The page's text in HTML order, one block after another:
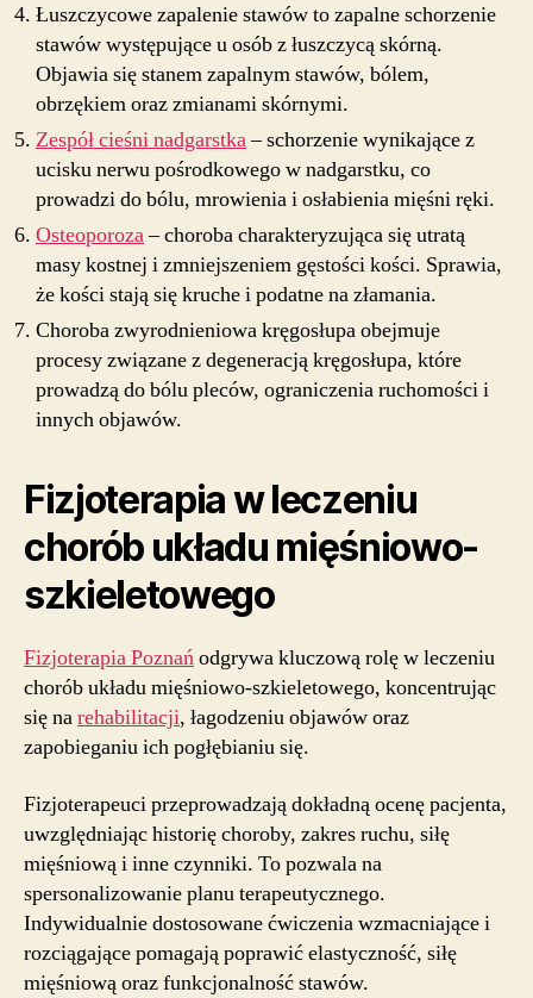
Łuszczycowe zapalenie stawów to zapalne schorzenie
stawów występujące u osób z łuszczycą skórną.
Objawia się stanem zapalnym stawów, bólem,
obrzękiem oraz zmianami skórnymi.
Zespół cieśni nadgarstka– schorzenie wynikające z
ucisku nerwu pośrodkowego w nadgarstku, co
prowadzi do bólu, mrowienia i osłabienia mięśni ręki.
Osteoporoza– choroba charakteryzująca się utratą
masy kostnej i zmniejszeniem gęstości kości. Sprawia,
że kości stają się kruche i podatne na złamania.
Choroba zwyrodnieniowa kręgosłupa obejmuje
procesy związane z degeneracją kręgosłupa, które
prowadzą do bólu pleców, ograniczenia ruchomości i
innych objawów.
Fizjoterapia w leczeniu
chorób układu mięśniowo-
szkieletowego
Fizjoterapia Poznańodgrywa kluczową rolę w leczeniu
chorób układu mięśniowo-szkieletowego, koncentrując
się narehabilitacji, łagodzeniu objawów oraz
zapobieganiu ich pogłębianiu się.
Fizjoterapeuci przeprowadzają dokładną ocenę pacjenta,
uwzględniając historię choroby, zakres ruchu, siłę
mięśniową i inne czynniki. To pozwala na
spersonalizowanie planu terapeutycznego.
Indywidualnie dostosowane ćwiczenia wzmacniające i
rozciągające pomagają poprawić elastyczność, siłę
mięśniową oraz funkcjonalność stawów.